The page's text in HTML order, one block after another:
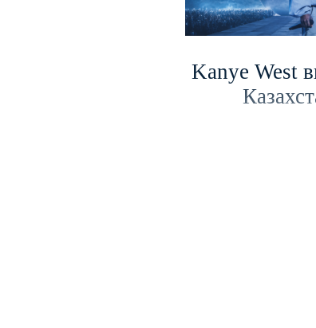
Kanye West